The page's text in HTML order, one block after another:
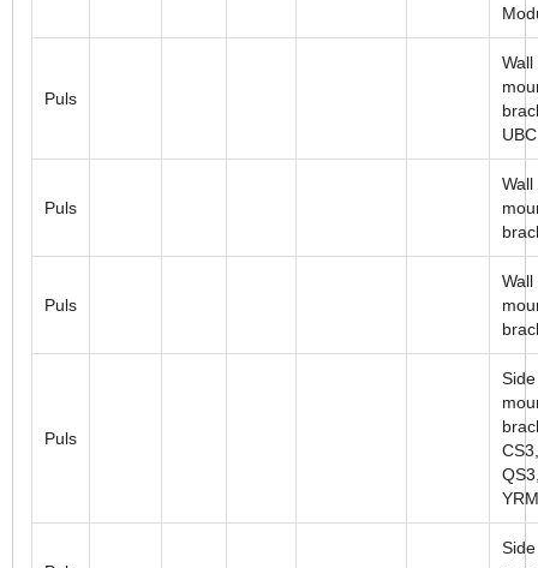
Puls
Wall
Puls
Wall
Puls
Puls
Side
Side